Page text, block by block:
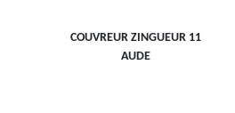
COUVREUR ZINGUEUR 11
AUDE